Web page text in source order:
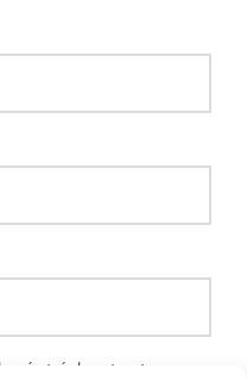
stránku v tomto